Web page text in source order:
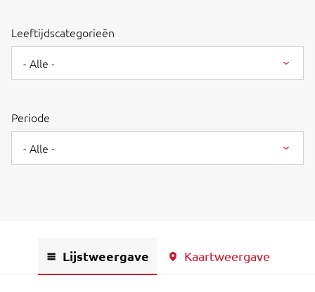
Leeftijdscategorieën
- Alle -
Periode
- Alle -
Lijstweergave Kaartweergave